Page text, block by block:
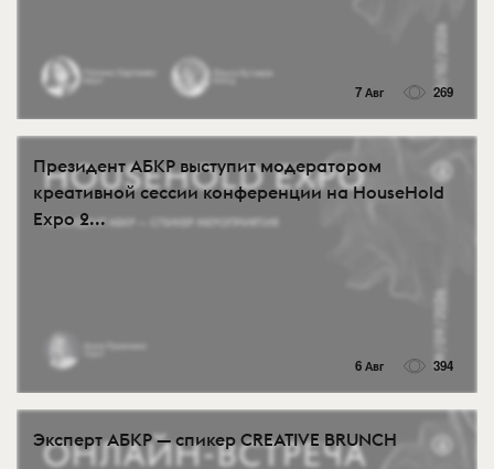
7 Авг 269
Президент АБКР выступит модератором
креативной сессии конференции на HouseHold
Expo 2...
6 Авг 394
Эксперт АБКР — спикер CREATIVE BRUNCH